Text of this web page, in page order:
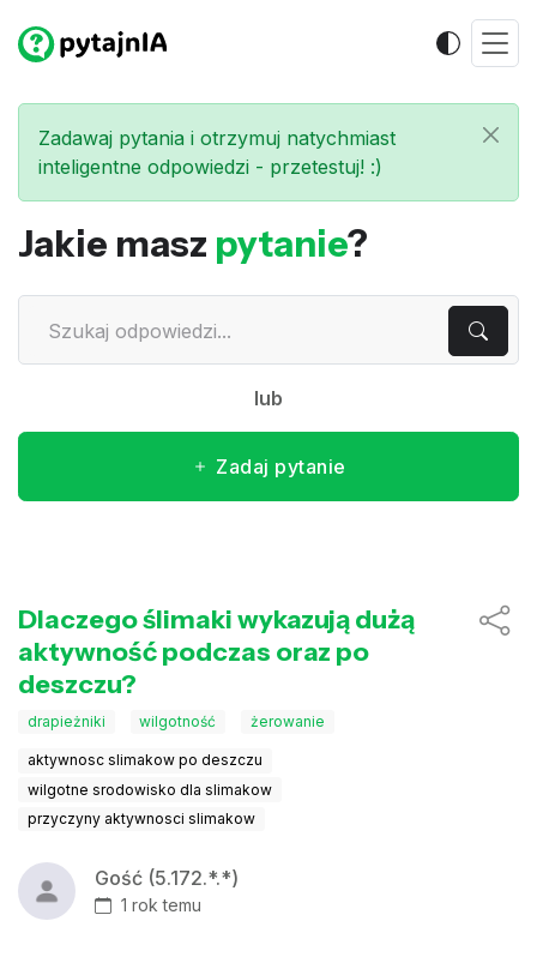
Zadawaj pytania i otrzymuj natychmiast
inteligentne odpowiedzi - przetestuj! :)
Jakie masz pytanie?
lub
Zadaj pytanie
Dlaczego ślimaki wykazują dużą
aktywność podczas oraz po
deszczu?
drapieżniki wilgotność żerowanie
aktywnosc slimakow po deszczu
wilgotne srodowisko dla slimakow
przyczyny aktywnosci slimakow
Gość (5.172.*.*)
1 rok temu